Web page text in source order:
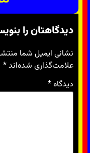
دیدگاهتان را
نشانی ایمیل شما
علامت‌گذاری شده‌اند*
دیدگاه*